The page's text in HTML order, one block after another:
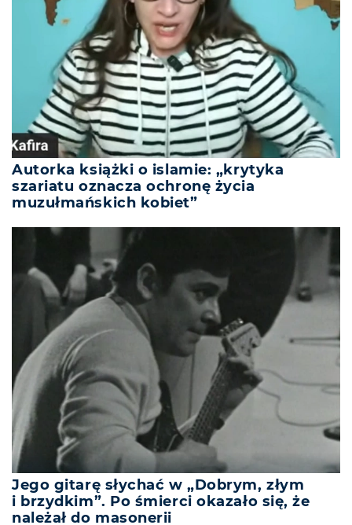
Autorka książki o islamie: „krytyka
szariatu oznacza ochronę życia
muzułmańskich kobiet”
Jego gitarę słychać w „Dobrym, złym
i brzydkim”. Po śmierci okazało się, że
należał do masonerii